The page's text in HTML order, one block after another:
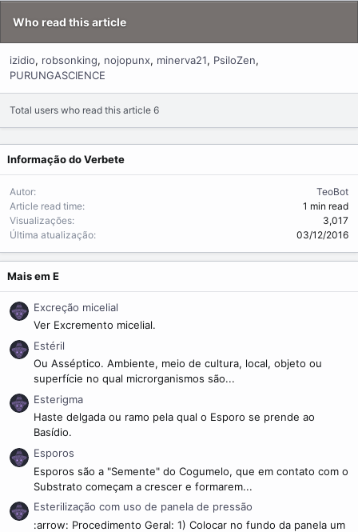
Who read this article
izidio robsonking nojopunx minerva21
PsiloZen
PURUNGASCIENCE
Total users who read this article 6
Informação do Verbete
Autor
TeoBot
Article read time
1 min read
Visualizações
3,017
Última atualização
03/12/2016
Mais em E
Excreção micelial
Ver Excremento micelial.
Estéril
Ou Asséptico. Ambiente, meio de cultura, local, objeto ou
superfície no qual microrganismos são...
Esterigma
Haste delgada ou ramo pela qual o Esporo se prende ao
Basídio.
Esporos
Esporos são a "Semente" do Cogumelo, que em contato com o
Substrato começam a crescer e formarem...
Esterilização com uso de panela de pressão
:arrow: Procedimento Geral: 1) Colocar no fundo da panela um